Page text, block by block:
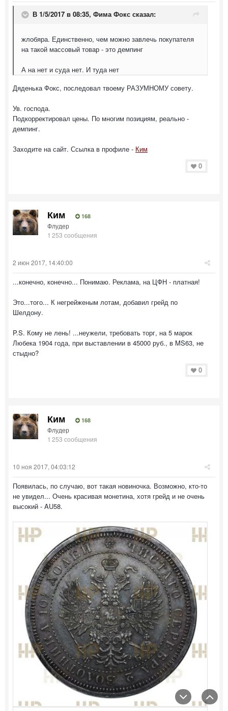
В 1/5/2017 в 08:35, Фима Фокс сказал:
жлобяра. Единственно, чем можно завлечь покупателя
на такой массовый товар - это демпинг
А на нет и суда нет. И туда нет
Дяденька Фокс, последовал твоему РАЗУМНОМУ совету.
Ув. господа.
Подкорректировал цены. По многим позициям, реально -
демпинг.
Заходите на сайт. Ссылка в профиле - Ким
0
Ким 168
Флудер
1 253 сообщения
2 июн 2017, 14:40:00
...конечно, конечно... Понимаю. Реклама, на ЦФН - платная!
Это...того... К негрейженым лотам, добавил грейд по
Шелдону.
P.S. Кому не лень! ...неужели, требовать торг, на 5 марок
Любека 1904 года, при выставлении в 45000 руб., в MS63, не
стыдно?
0
Ким 168
Флудер
1 253 сообщения
10 ноя 2017, 04:03:12
Появилась, по случаю, вот такая новиночка. Возможно, кто-то
не увидел... Очень красивая монетина, хотя грейд и не очень
высокий - AU58.